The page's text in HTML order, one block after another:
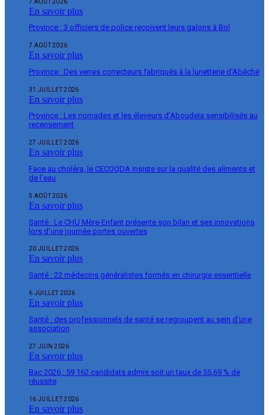
En savoir plus
Province : 3 officiers de police reçoivent leurs galons à Bol
7 AOÛT 2026
En savoir plus
Province : Des verres correcteurs fabriqués à la lunetterie d’Abéché
31 JUILLET 2026
En savoir plus
Province : Les nomades et les éleveurs d’Aboudeïa sensibilisés au
recensement
27 JUILLET 2026
En savoir plus
Face au choléra, le CECOQDA insiste sur la qualité des aliments et
de l’eau
5 AOÛT 2026
En savoir plus
Santé : Le CHU Mère-Enfant présente son bilan et ses innovations
lors d’une journée portes ouvertes
20 JUILLET 2026
En savoir plus
Santé : 22 médecins généralistes formés en chirurgie essentielle
6 JUILLET 2026
En savoir plus
Santé : des professionnels de santé se regroupent au sein d’une
association
27 JUIN 2026
En savoir plus
Bac 2026 : 59 162 candidats admis soit un taux de 55,69 % de
réussite
16 JUILLET 2026
En savoir plus